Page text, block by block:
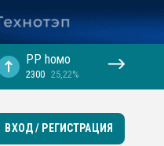
PP hомо
2300 25,22%
ВХОД / РЕГИСТРАЦИЯ